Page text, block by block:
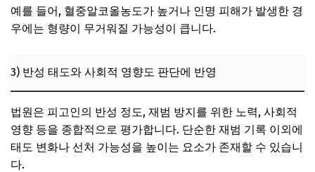
예를 들어, 혈중알코올농도가 높거나 인명 피해가 발생한 경
우에는 형량이 무거워질 가능성이 큽니다.
3) 반성 태도와 사회적 영향도 판단에 반영
법원은 피고인의 반성 정도, 재범 방지를 위한 노력, 사회적
영향 등을 종합적으로 평가합니다. 단순한 재범 기록 이외에
태도 변화나 선처 가능성을 높이는 요소가 존재할 수 있습니
다.